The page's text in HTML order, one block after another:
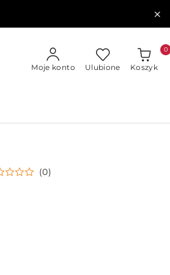
Moje konto Ulubione Koszyk
0
(0)